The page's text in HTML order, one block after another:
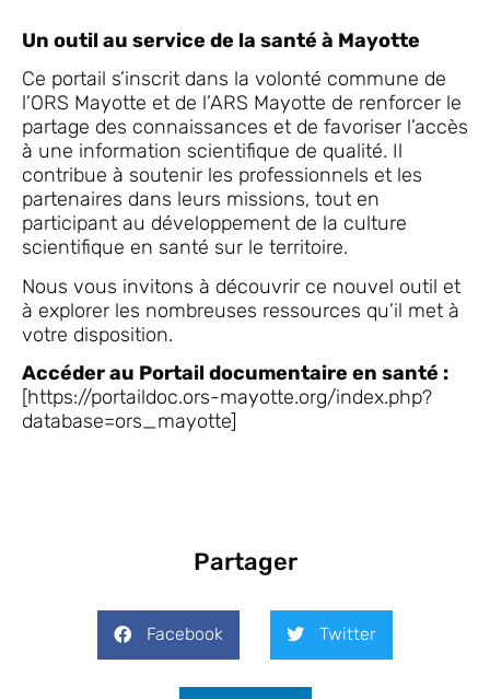
Un outil au service de la santé à Mayotte
Ce portail s’inscrit dans la volonté commune de
l’ORS Mayotte et de l’ARS Mayotte de renforcer le
partage des connaissances et de favoriser l’accès
à une information scientifique de qualité. Il
contribue à soutenir les professionnels et les
partenaires dans leurs missions, tout en
participant au développement de la culture
scientifique en santé sur le territoire.
Nous vous invitons à découvrir ce nouvel outil et
à explorer les nombreuses ressources qu’il met à
votre disposition.
Accéder au Portail documentaire en santé :
[https://portaildoc.ors-mayotte.org/index.php?
database=ors_mayotte]
Partager
Facebook Twitter